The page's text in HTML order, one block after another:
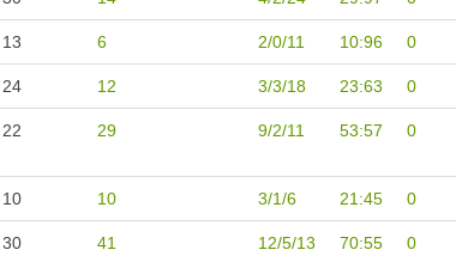
13 6 2/0/11 10:96 0
24 12 3/3/18 23:63 0
22 29 9/2/11 53:57 0
10 10 3/1/6 21:45 0
30 41 12/5/13 70:55 0